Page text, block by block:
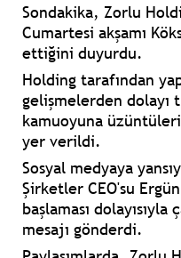
Sondakika, Zorlu
Cumartesi akşamı
ettiğini duyurdu.
Holding tarafından
gelişmelerden dolayı
kamuoyuna
yer verildi.
Sosyal medyaya
Şirketler CEO'su
başlaması
mesajı gönderdi.